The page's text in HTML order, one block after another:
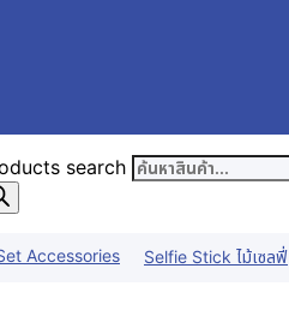
search
Accessories Selfie Stick ไม้เซลฟี่